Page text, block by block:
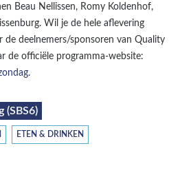
Beau Nellissen, Romy Koldenhof,
Wil je de hele aflevering
de deelnemers/sponsoren van Quality
de officiële programma-website:
.
(SBS6)
ETEN & DRINKEN